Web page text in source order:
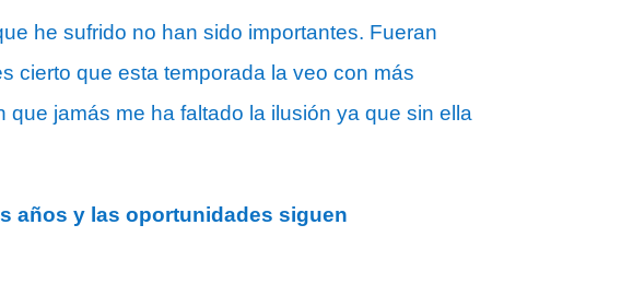
he sufrido no han sido importantes. Fueran
cierto que esta temporada la veo con más
jamás me ha faltado la ilusión ya que sin ella
años y las oportunidades siguen